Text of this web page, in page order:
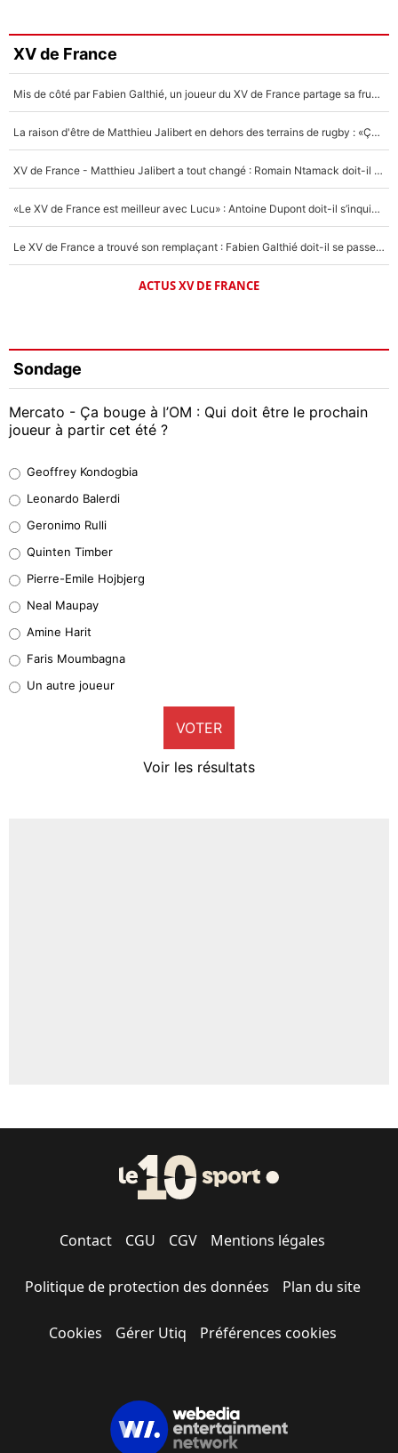
XV de France
Mis de côté par Fabien Galthié, un joueur du XV de France partage sa frustration : «ils ne me l’ont pas dit tout de suite»
La raison d'être de Matthieu Jalibert en dehors des terrains de rugby : «Ça m'atteint autant que si tu touches à un membre de ma famille»
XV de France - Matthieu Jalibert a tout changé : Romain Ntamack doit-il s’inquiéter pour sa place à un an de la Coupe du monde ?
«Le XV de France est meilleur avec Lucu» : Antoine Dupont doit-il s’inquiéter pour sa place ?
Le XV de France a trouvé son remplaçant : Fabien Galthié doit-il se passer d'Antoine Dupont ?
ACTUS XV DE FRANCE
Sondage
Mercato - Ça bouge à l’OM : Qui doit être le prochain
joueur à partir cet été ?
38%
32%
5%
1%
9%
Geoffrey Kondogbia
Leonardo Balerdi
Geronimo Rulli
Quinten Timber
Pierre-Emile Hojbjerg
Neal Maupay
Amine Harit
Faris Moumbagna
Un autre joueur
VOTER
Voir les résultats
Contact CGU CGV Mentions légales
Politique de protection des données Plan du site
Cookies Gérer Utiq Préférences cookies